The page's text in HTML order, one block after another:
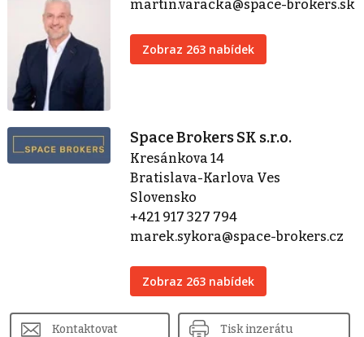
martin.varacka@space-brokers.sk
Zobraz 263 nabídek
Space Brokers SK s.r.o.
Kresánkova 14
Bratislava-Karlova Ves
Slovensko
+421 917 327 794
marek.sykora@space-brokers.cz
Zobraz 263 nabídek
Kontaktovat Tisk inzerátu